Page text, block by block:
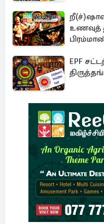
உணவுத்
EPF